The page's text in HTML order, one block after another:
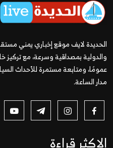
الحديدة لايف موقع إخباري يمني
والدولية بمصداقية وسرعة، مع تركيز
عمومًا، ومتابعة مستمرة للأحداث
مدار الساعة.
الاكثر قراءة